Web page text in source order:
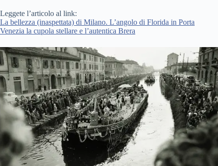
Leggete l’articolo al link:
La bellezza (inaspettata) di Milano. L’angolo di Florida in Porta
Venezia la cupola stellare e l’autentica Brera